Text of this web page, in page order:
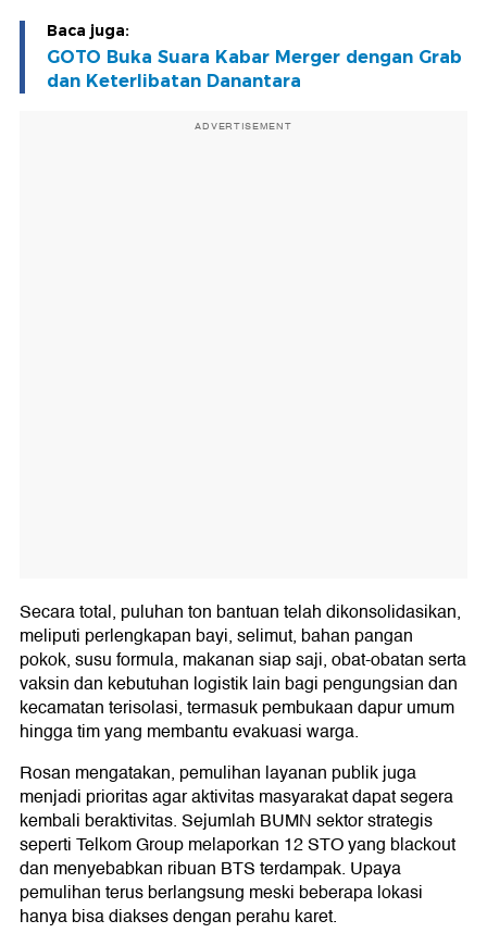
Baca juga:
GOTO Buka Suara Kabar Merger dengan Grab
dan Keterlibatan Danantara
ADVERTISEMENT
Secara total, puluhan ton bantuan telah dikonsolidasikan,
meliputi perlengkapan bayi, selimut, bahan pangan
pokok, susu formula, makanan siap saji, obat-obatan serta
vaksin dan kebutuhan logistik lain bagi pengungsian dan
kecamatan terisolasi, termasuk pembukaan dapur umum
hingga tim yang membantu evakuasi warga.
Rosan mengatakan, pemulihan layanan publik juga
menjadi prioritas agar aktivitas masyarakat dapat segera
kembali beraktivitas. Sejumlah BUMN sektor strategis
seperti Telkom Group melaporkan 12 STO yang blackout
dan menyebabkan ribuan BTS terdampak. Upaya
pemulihan terus berlangsung meski beberapa lokasi
hanya bisa diakses dengan perahu karet.